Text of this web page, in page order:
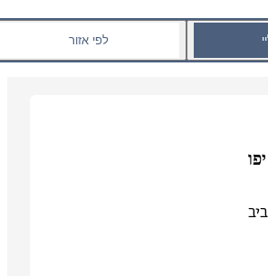
לפי אזור